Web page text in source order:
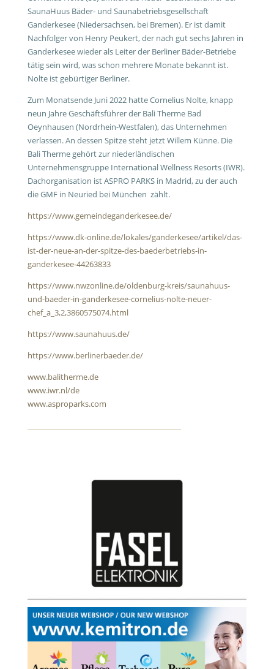
SaunaHuus Bäder- und Saunabetriebsgesellschaft
Ganderkesee (Niedersachsen, bei Bremen). Er ist damit
Nachfolger von Henry Peukert, der nach gut sechs Jahren in
Ganderkesee wieder als Leiter der Berliner Bäder-Betriebe
tätig sein wird, was schon mehrere Monate bekannt ist.
Nolte ist gebürtiger Berliner.
Zum Monatsende Juni 2022 hatte Cornelius Nolte, knapp
neun Jahre Geschäftsführer der Bali Therme Bad
Oeynhausen (Nordrhein-Westfalen), das Unternehmen
verlassen. An dessen Spitze steht jetzt Willem Künne. Die
Bali Therme gehört zur niederländischen
Unternehmensgruppe International Wellness Resorts (IWR).
Dachorganisation ist ASPRO PARKS in Madrid, zu der auch
die GMF in Neuried bei München zählt.
https://www.gemeindeganderkesee.de/
https://www.dk-online.de/lokales/ganderkesee/artikel/das-
ist-der-neue-an-der-spitze-des-baederbetriebs-in-
ganderkesee-44263833
https://www.nwzonline.de/oldenburg-kreis/saunahuus-
und-baeder-in-ganderkesee-cornelius-nolte-neuer-
chef_a_3,2,3860575074.html
https://www.saunahuus.de/
https://www.berlinerbaeder.de/
www.balitherme.de
www.iwr.nl/de
www.asproparks.com